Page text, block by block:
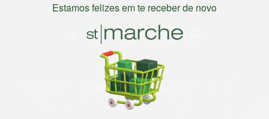
, o St. Marche busca oferecer a melhor
experiência de compras, a preços competitivos, pra você
comprar tudo o que precisa para seu dia a dia em um só
lugar. Além da loja online temos 31 lojas físicas na capital,
Estamos felizes em te receber de novo